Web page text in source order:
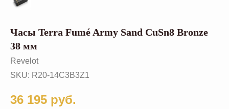
Часы Terra Fumé Army Sand CuSn8 Bronze
38 мм
Revelot
SKU: R20-14C3B3Z1
36 195 руб.